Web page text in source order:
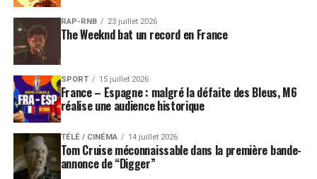
RAP-RNB 23 juillet 2026
The Weeknd bat un record en France
SPORT 15 juillet 2026
France – Espagne : malgré la défaite des Bleus, M6
réalise une audience historique
TÉLÉ / CINÉMA 14 juillet 2026
Tom Cruise méconnaissable dans la première bande-
annonce de “Digger”